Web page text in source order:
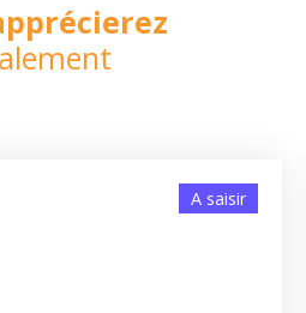
A saisir